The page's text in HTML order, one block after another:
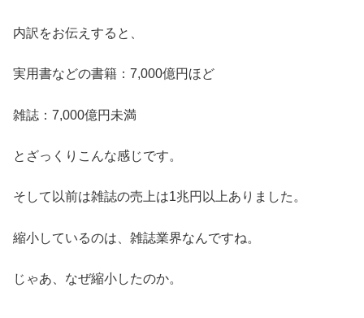
内訳をお伝えすると、
実用書などの書籍：7,000億円ほど
雑誌：7,000億円未満
とざっくりこんな感じです。
そして以前は雑誌の売上は1兆円以上ありました。
縮小しているのは、雑誌業界なんですね。
じゃあ、なぜ縮小したのか。